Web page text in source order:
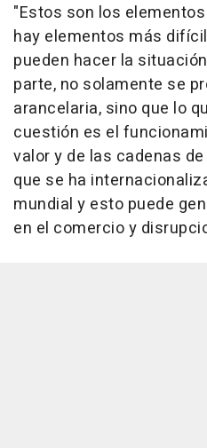
"Estos son los
hay elementos más
pueden hacer la
parte, no solamente se
arancelaria, sino que lo
cuestión es el
valor y de las cadenas
que se ha
mundial y esto puede
en el comercio y